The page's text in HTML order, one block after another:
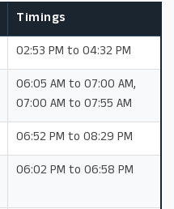
Timings
02:53 PM to 04:32 PM
06:05 AM to 07:00 AM,
07:00 AM to 07:55 AM
06:52 PM to 08:29 PM
06:02 PM to 06:58 PM